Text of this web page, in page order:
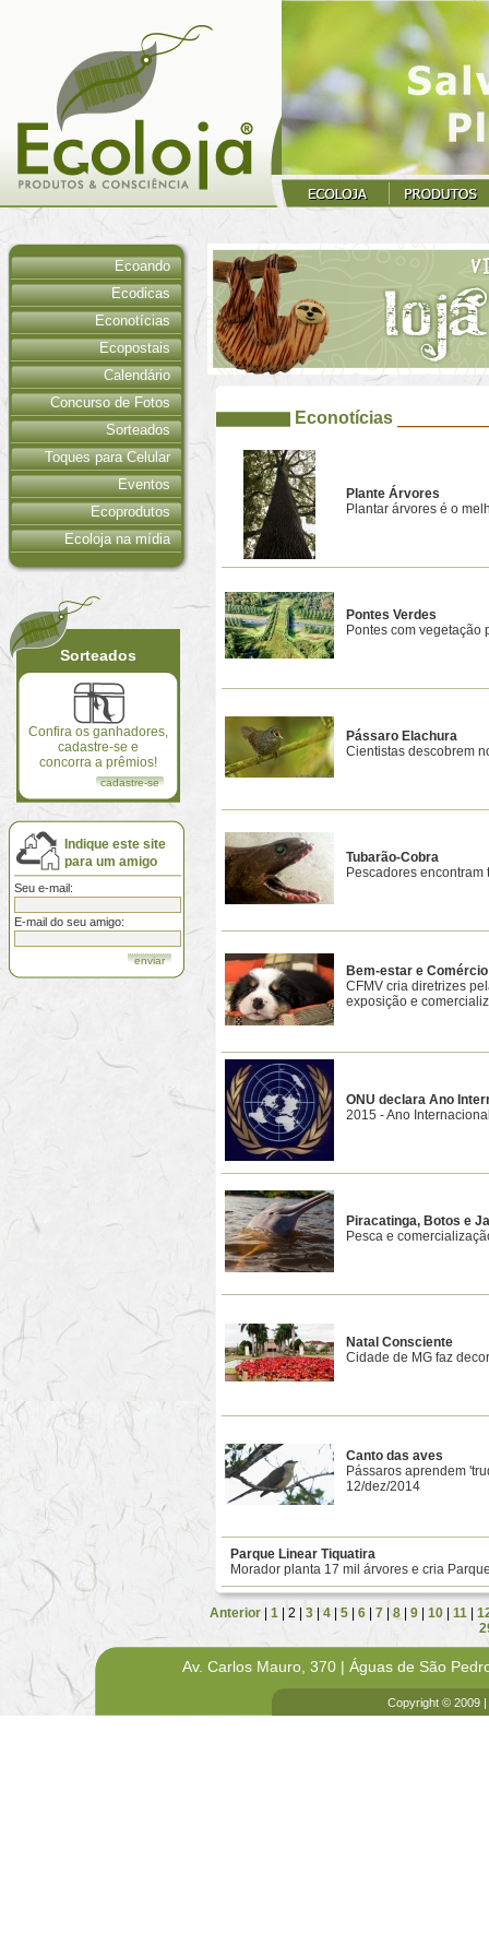
Ecoando
Ecodicas
Econotícias
Ecopostais
Calendário
Concurso de Fotos
Sorteados
Toques para Celular
Eventos
Ecoprodutos
Ecoloja na mídia
Sorteados
Confira os ganhadores,
cadastre-se e
concorra a prêmios!
cadastre-se
Indique este site
para um amigo
Seu e-mail:
E-mail do seu amigo:
Econotícias
Plante Árvores
Plantar árvores é o
Pontes Verdes
Pontes com vegetação
Pássaro Elachura
Cientistas descobrem
Tubarão-Cobra
Pescadores
Bem-estar e
CFMV cria diretrizes
exposição e
ONU declara Ano
2015 - Ano
Piracatinga, Botos e
Pesca e
Natal Consciente
Cidade de MG faz
Canto das aves
Pássaros aprendem
12/dez/2014
Parque Linear Tiquatira
Morador planta 17 mil árvores e cria
Anterior |1 | 2 |3 |4 |5 |6 |7 |8 |9 |10 |11 |
Av. Carlos Mauro, 370 | Águas de São
Copyright © 2009